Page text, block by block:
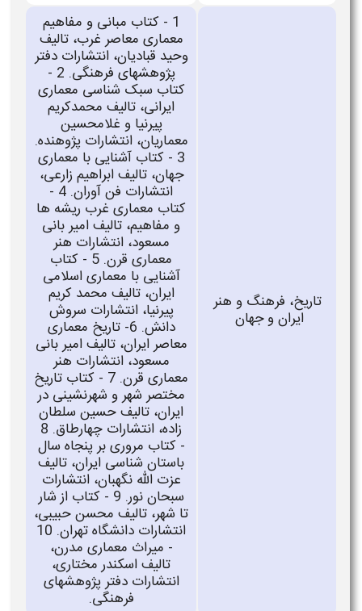
تاریخ، فرهنگ و هنر
ایران و جهان
1 - کتاب مبانی و مفاهیم
معماری معاصر غرب، تالیف
وحید قبادیان، انتشارات دفتر
پژوهشهای فرهنگی. 2 -
کتاب سبک شناسی معماری
ایرانی، تالیف محمدکریم
پیرنیا و غلامحسین
معماریان، انتشارات پژوهنده.
3 - کتاب آشنایی با معماری
جهان، تالیف ابراهیم زارعی،
انتشارات فن آوران. 4 -
کتاب معماری غرب ریشه ها
و مفاهیم، تالیف امیر بانی
مسعود، انتشارات هنر
معماری قرن. 5 - کتاب
آشنایی با معماری اسلامی
ایران، تالیف محمد کریم
پیرنیا، انتشارات سروش
دانش. 6- تاریخ معماری
معاصر ایران، تالیفامیر بانی
مسعود، انتشارات هنر
معماری قرن. 7 - کتاب تاریخ
مختصر شهر و شهرنشینی در
ایران، تالیف حسین سلطان
زاده، انتشارات چهارطاق. 8
- کتاب مروری بر پنجاه سال
باستان شناسی ایران، تالیف
عزت الله نگهبان، انتشارات
سبحان نور. 9 - کتاب از شار
تا شهر، تالیف محسن حبیبی،
انتشارات دانشگاه تهران. 10
- میراث معماری مدرن،
تالیف اسکندر مختاری،
انتشارات دفتر پژوهشهای
فرهنگی.